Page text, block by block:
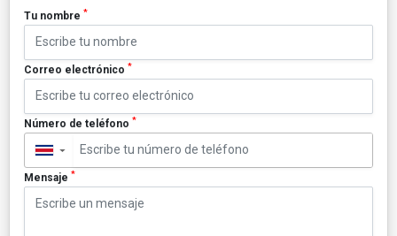
Tu nombre *
Correo electrónico *
Número de teléfono *
▼
Mensaje *